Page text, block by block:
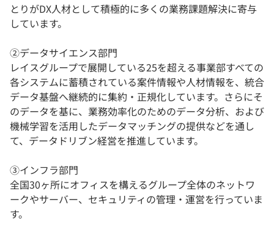
とりがDX人材として積極的に多くの業務課題解決に寄与
しています。
②データサイエンス部門
レイスグループで展開している25を超える事業部すべての
各システムに蓄積されている案件情報や人材情報を、統合
データ基盤へ継続的に集約・正規化しています。さらにそ
のデータを基に、業務効率化のためのデータ分析、および
機械学習を活用したデータマッチングの提供などを通し
て、データドリブン経営を推進しています。
③インフラ部門
全国30ヶ所にオフィスを構えるグループ全体のネットワ
ークやサーバー、セキュリティの管理・運営を行っていま
す。